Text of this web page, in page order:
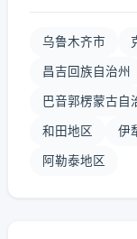
乌鲁木齐市
昌吉回族自治州
巴音郭楞蒙古自
和田地区 伊
阿勒泰地区